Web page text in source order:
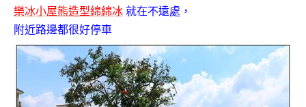
樂冰小屋熊造型綿綿冰 就在不遠處 ，
附近路邊都很好停車